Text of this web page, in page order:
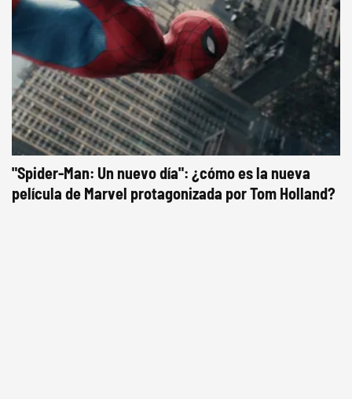
"Spider-Man: Un nuevo día": ¿cómo es la nueva
película de Marvel protagonizada por Tom Holland?